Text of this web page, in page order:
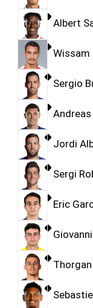
Albert
Wissam
Sergio
Jordi
Sergi
Eric